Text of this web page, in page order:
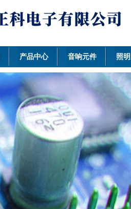
产品中心 音响元件 照